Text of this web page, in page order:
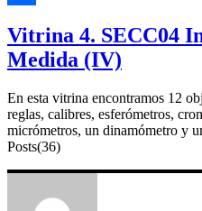
Vitrina 4. SECC04
Medida (IV)
En esta vitrina encontramos 12
reglas, calibres, esferómetros,
micrómetros, un dinamómetro y
Posts(36)